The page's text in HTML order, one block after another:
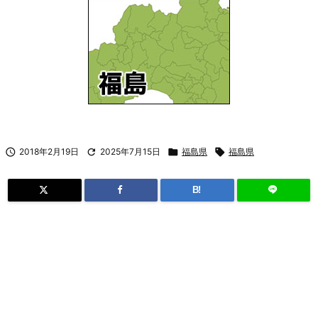
 2018年2月19日  2025年7月15日  福島県  福島県
B!